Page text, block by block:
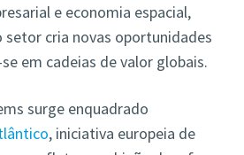
e economia espacial,
setor cria novas oportunidades
em cadeias de valor globais.
surge enquadrado
, iniciativa europeia de